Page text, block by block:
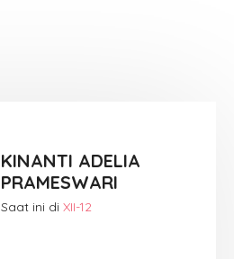
KINANTI ADELIA
PRAMESWARI
Saat ini di XII-12